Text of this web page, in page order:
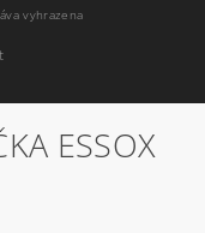
vyhrazena
ESSOX